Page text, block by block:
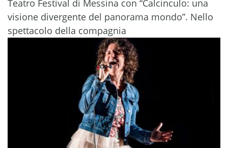
Teatro Festival di Messina con “Calcinculo: una
visione divergente del panorama mondo”. Nello
spettacolo della compagnia